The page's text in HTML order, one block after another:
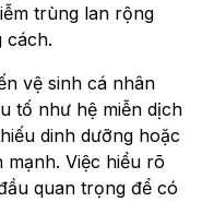
trùng lan rộng
cách.
vệ sinh cá nhân
tố như hệ miễn dịch
dinh dưỡng hoặc
Việc hiểu rõ
quan trọng để có